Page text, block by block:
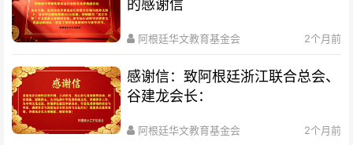
的感谢信
阿根廷华文教育基金会 2个月前
感谢信：致阿根廷浙江联合总会、
谷建龙会长：
阿根廷华文教育基金会 2个月前